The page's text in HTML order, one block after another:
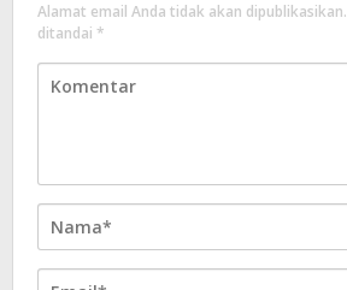
Alamat email Anda tidak akan dipublikasikan.
ditandai *